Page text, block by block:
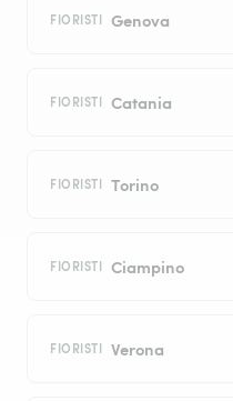
FIORISTI Genova
FIORISTI Catania
FIORISTI Torino
FIORISTI Ciampino
FIORISTI Verona